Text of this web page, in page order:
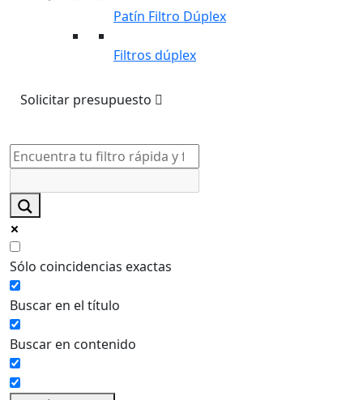
Patín Filtro Dúplex
Filtros dúplex
Solicitar presupuesto
Sólo coincidencias exactas
Buscar en el título
Buscar en contenido